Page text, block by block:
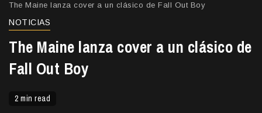
The Maine lanza cover a un clásico de Fall Out Boy
NOTICIAS
The Maine lanza cover a un clásico de
Fall Out Boy
2 min read